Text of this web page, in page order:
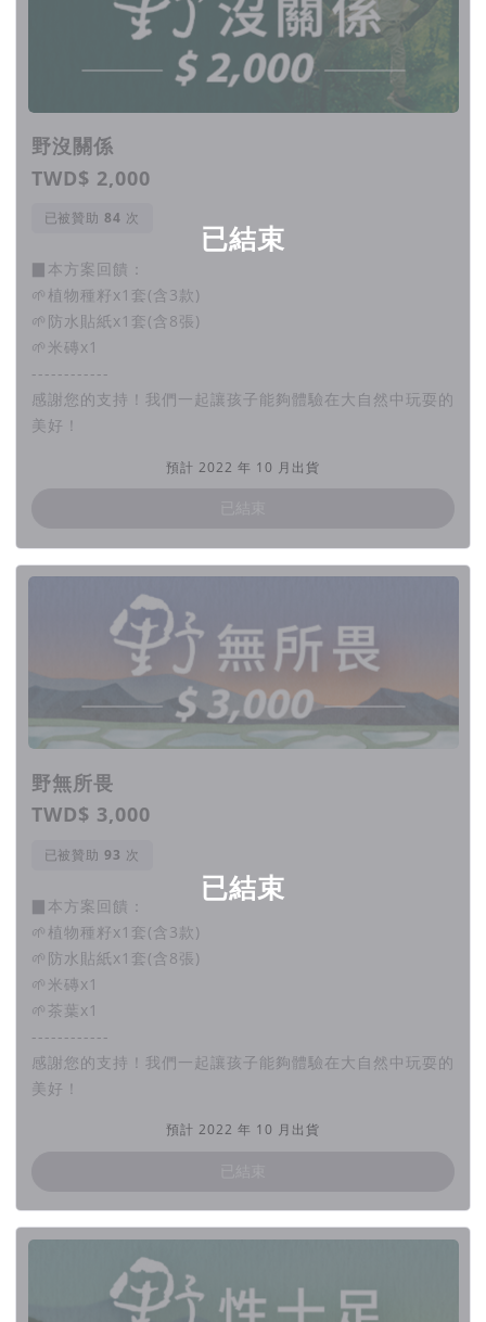
為了推廣節目，我們自行舉辦小型試映會。
聽到好多孩子說：「我要學他那樣玩」、「我可以跟他
一樣勇敢」、「我也做得到」，我們發現能夠帶著影片
倍。
試映會費用已超過負擔
校園巡映可從千人快速邁向萬人，影響更多孩
進一步運用節目內容來設計多元化的現場互動。
如尊重生命、友誼互助、人際焦慮等，引導孩子從不同
需要我們一步一腳印去推動，
而這樣的信念需要您幫我們一把。
您的支持能幫助我們走進更多小學校園。
我們相信
只要多在一個孩子心中播下親近大自然的種籽，
想了解野孩子體驗行程：
https://www.callmewildchild.com/Travel
想更了解我們，與第二季拍攝概念：
https://www.callmewildchild.com/
若您有任何寶貴意見或合作想法，都歡迎透過Email與我們
聯繫 callmewildchild.official@gmail.com
【風險與變數】
商品出貨、售後服務。（專案客服信箱：
間給付所有贊助者回饋品，也會使命必達完成集資目標，若回饋
品給付及集資目標執行過程中有任何變因或時程調整，都將主動
以粉專貼文及 email 電子郵件通知報告所有支持此專案的贊助
者，期間有任何問題也都可以寄信至客服信箱與我們聯繫，再次
已結束
野沒關係
TWD$ 2,000
已被贊助 次
▉本方案回饋：
🌱植物種籽x1套(含3款)
🌱防水貼紙x1套(含8張)
🌱米磚x1
------------
感謝您的支持！我們一起讓孩子能夠體驗在大自然中玩耍的
美好！
預計 2022 年 10 月出貨
已結束
野無所畏
TWD$ 3,000
已被贊助 次
▉本方案回饋：
🌱植物種籽x1套(含3款)
🌱防水貼紙x1套(含8張)
🌱米磚x1
🌱茶葉x1
------------
感謝您的支持！我們一起讓孩子能夠體驗在大自然中玩耍的
美好！
預計 2022 年 10 月出貨